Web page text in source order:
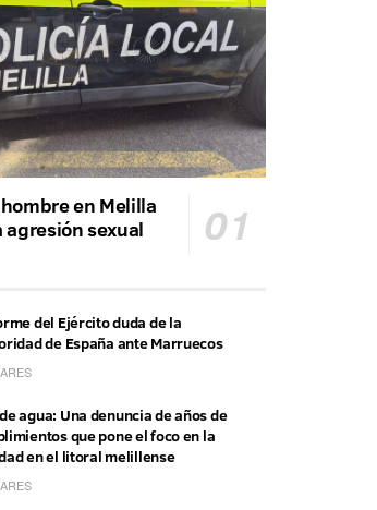
en Melilla
sexual
del Ejército duda de la
de España ante Marruecos
agua: Una denuncia de años de
que pone el foco en la
en el litoral melillense